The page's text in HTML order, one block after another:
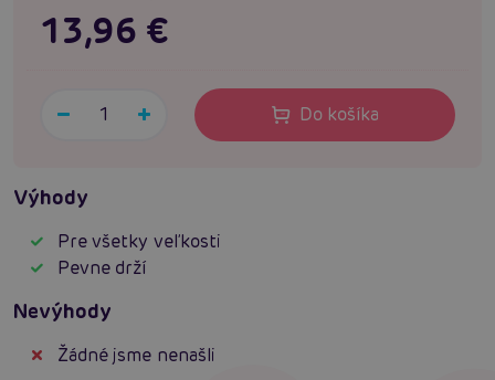
13,96 €
Do košíka
Výhody
Pre všetky veľkosti
Pevne drží
Nevýhody
Žádné jsme nenašli